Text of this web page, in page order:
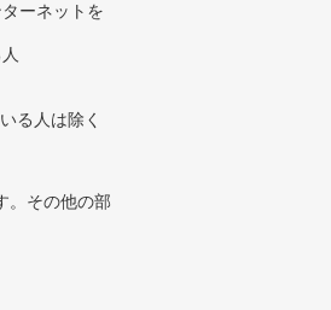
ーネットを
る人は除く
。その他の部